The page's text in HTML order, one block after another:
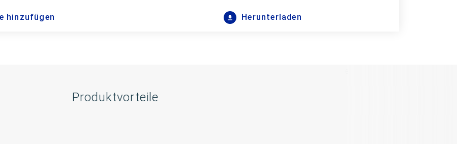
hinzufügen Herunterladen
Produktvorteile